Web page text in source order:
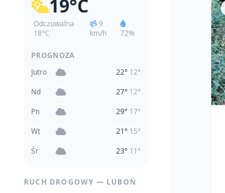
19°C
Odczuwalna
18°C
9
km/h
72%
PROGNOZA
Jutro
22° 12°
Nd
27° 12°
Pn
29° 17°
Wt
21° 15°
Śr
23° 11°
RUCH DROGOWY — LUBOŃ